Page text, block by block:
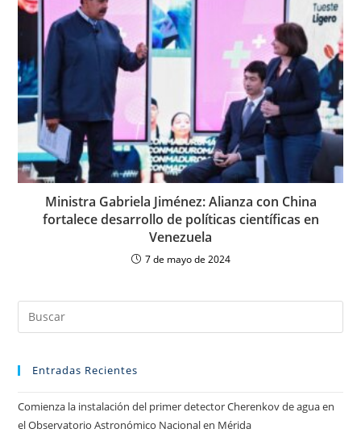
Ministra Gabriela Jiménez: Alianza con China
fortalece desarrollo de políticas científicas en
Venezuela
7 de mayo de 2024
Entradas Recientes
Comienza la instalación del primer detector Cherenkov de agua en
el Observatorio Astronómico Nacional en Mérida